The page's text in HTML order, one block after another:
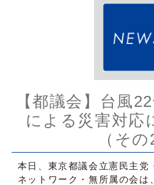
【都議会】台風
による災害対応
（その
本日、東京都議会立憲民主党
ネットワーク・無所属の会は